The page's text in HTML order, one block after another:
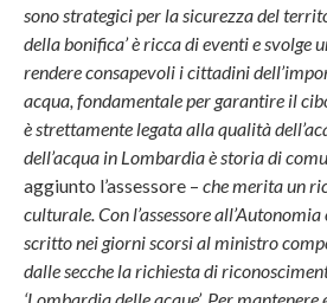
sono strategici per la sicurezza del
della bonifica’ è ricca di eventi e svolge
rendere consapevoli i cittadini
acqua, fondamentale per garantire il
è strettamente legata alla qualità
dell’acqua in Lombardia è storia di
aggiunto l’assessore – che merita un
culturale. Con l’assessore
scritto nei giorni scorsi al ministro
dalle secche la richiesta di